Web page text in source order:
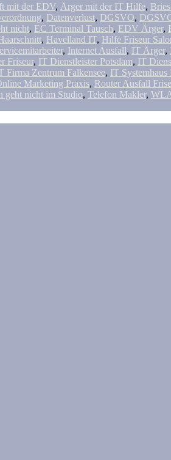
mit der EDV, Ärger mit der IT Hilfe,
, Datenverlust, DGSVO,
nicht, EC Terminal Tausch, EDV Ärger,
, Havelland IT, Hilfe Friseur
, Internet Ausfall, IT Ärger,
Friseur, IT Dienstleister Potsdam, IT
Firma Zentrum Falkensee, IT Systemhaus
Marketing Praxis, Router Ausfall
geht nicht im Studio, Telefon Makler,